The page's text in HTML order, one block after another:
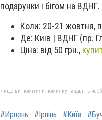
подарунки і бігом на ВДНГ.
Коли: 20-21 жовтня,
Де: Київ | ВДНГ (пр.
Ціна: від 50 грн.,
Якщо ви помітили помилку, виділіть
#Ирпень #Ірпінь #Київ